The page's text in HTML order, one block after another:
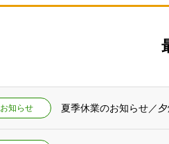
お知らせ 夏季休業のお知らせ／